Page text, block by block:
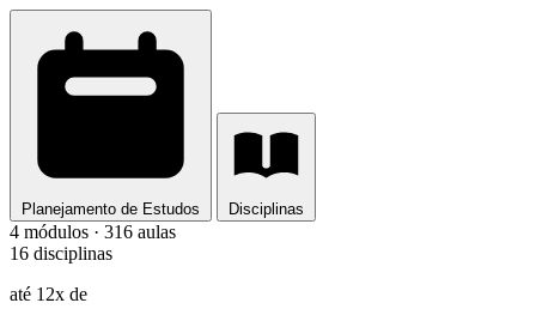
Planejamento de Estudos Disciplinas
4 módulos · 316 aulas
16 disciplinas
até 12x de